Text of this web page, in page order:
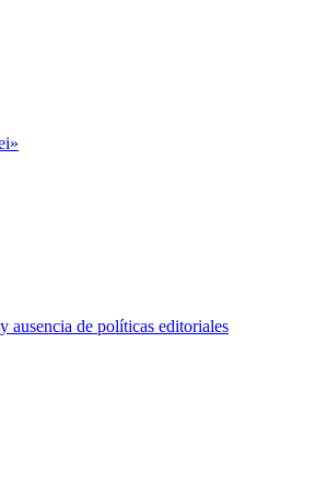
ausencia de políticas editoriales